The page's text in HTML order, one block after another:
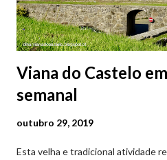
Viana do Castelo
semanal
outubro 29, 2019
Esta velha e tradicional atividade